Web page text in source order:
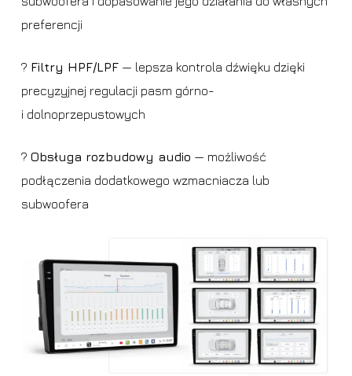
preferencji
?️ Filtry HPF/LPF— lepsza kontrola dźwięku dzięki
precyzyjnej regulacji pasm górno-
i dolnoprzepustowych
? Obsługa rozbudowy audio — możliwość
podłączenia dodatkowego wzmacniacza lub
subwoofera